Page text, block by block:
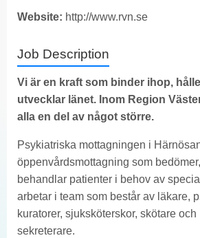
Website: http://www.rvn.se
Job Description
Vi är en kraft som binder ihop,
utvecklar länet. Inom Region
alla en del av något större.
Psykiatriska mottagningen i
öppenvårdsmottagning som
behandlar patienter i behov av
arbetar i team som består av läkare,
kuratorer, sjuksköterskor, skötare
sekreterare.